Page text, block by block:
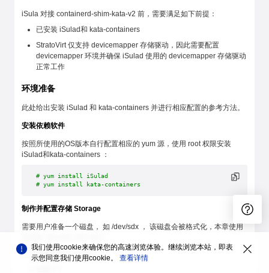
iSula 对接 containerd-shim-kata-v2 前，需要满足如下前提：
已安装 iSulad和 kata-containers
StratoVirt 仅支持 devicemapper 存储驱动，因此需要配置
devicemapper 环境并确保 iSulad 使用的 devicemapper 存储驱动
正常工作
环境准备
此处给出安装 iSulad 和 kata-containers 并进行相应配置的参考方法。
安装依赖软件
按照所使用的OS版本自行配置相应的 yum 源，使用 root 权限安装
iSulad和kata-containers ：
# yum install iSulad
# yum install kata-containers
制作并配置存储 Storage
需要用户准备一个磁盘， 如 /dev/sdx ， 该磁盘会被格式化，本章使用
一、创建devicemapper
我们使用cookie来确保您的高速浏览体验。继续浏览本站，即表
示您同意我们使用cookie。 查看详情